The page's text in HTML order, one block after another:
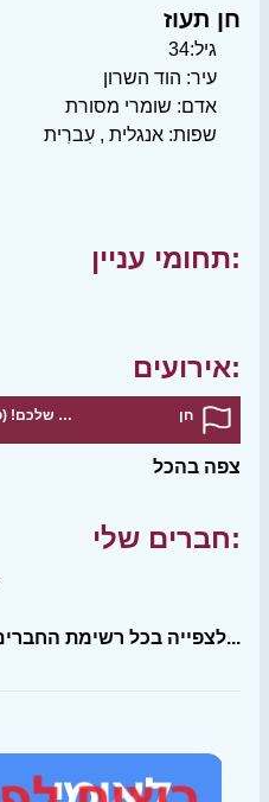
חן תעוז
גיל:34
עיר: הוד השרון
אדם: שומרי מסורת
שפות: אנגלית , עִברִית
תחומי עניין:
אירועים:
סדנת עיצוב מנורה עם הטאץ' האישי שלכם! (סדנה בתשלום) חן
צפה בהכל
חברים שלי:
לצפייה בכל רשימת החברים שלי...